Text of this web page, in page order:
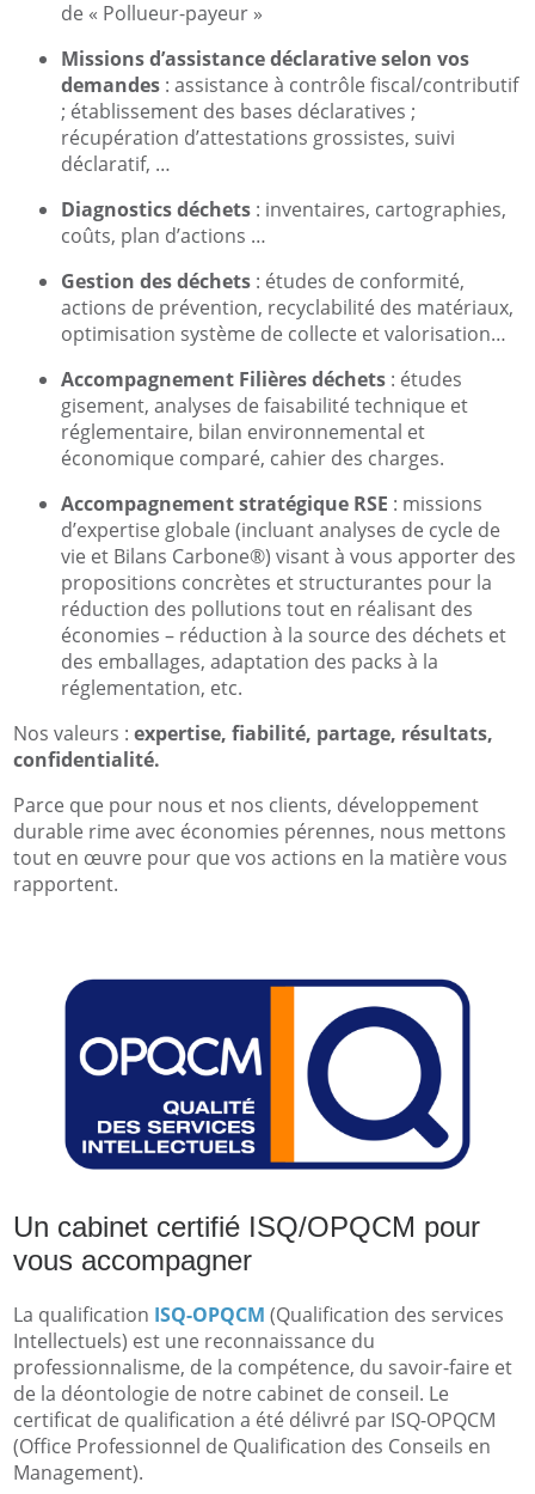
de « Pollueur-payeur »
Missions d’assistance déclarative selon vos
demandes : assistance à contrôle fiscal/contributif
; établissement des bases déclaratives ;
récupération d’attestations grossistes, suivi
déclaratif, …
Diagnostics déchets : inventaires, cartographies,
coûts, plan d’actions …
Gestion des déchets : études de conformité,
actions de prévention, recyclabilité des matériaux,
optimisation système de collecte et valorisation…
Accompagnement Filières déchets : études
gisement, analyses de faisabilité technique et
réglementaire, bilan environnemental et
économique comparé, cahier des charges.
Accompagnement stratégique RSE : missions
d’expertise globale (incluant analyses de cycle de
vie et Bilans Carbone®) visant à vous apporter des
propositions concrètes et structurantes pour la
réduction des pollutions tout en réalisant des
économies – réduction à la source des déchets et
des emballages, adaptation des packs à la
réglementation, etc.
Nos valeurs : expertise, fiabilité, partage, résultats,
confidentialité.
Parce que pour nous et nos clients, développement
durable rime avec économies pérennes, nous mettons
tout en œuvre pour que vos actions en la matière vous
rapportent.
Un cabinet certifié ISQ/OPQCM pour
vous accompagner
La qualification ISQ-OPQCM (Qualification des services
Intellectuels) est une reconnaissance du
professionnalisme, de la compétence, du savoir-faire et
de la déontologie de notre cabinet de conseil. Le
certificat de qualification a été délivré par ISQ-OPQCM
(Office Professionnel de Qualification des Conseils en
Management).